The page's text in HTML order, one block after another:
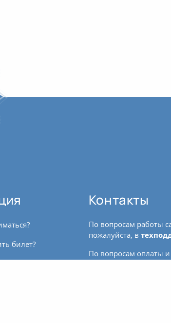
билет?
Контакты
По вопросам работы
пожалуйста, в
По вопросам оплаты